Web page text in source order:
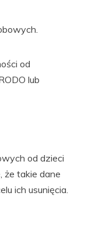
od
lub
od dzieci
że takie dane
ich usunięcia.